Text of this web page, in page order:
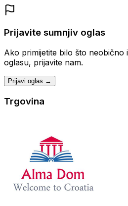
Prijavite sumnjiv oglas
Ako primijetite bilo što neobično
oglasu, prijavite nam.
Prijavi oglas →
Trgovina